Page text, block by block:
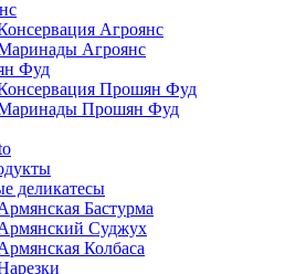
Агроянс
Агроянс
Фуд
Прошян Фуд
Прошян Фуд
деликатесы
Бастурма
Суджух
Колбаса